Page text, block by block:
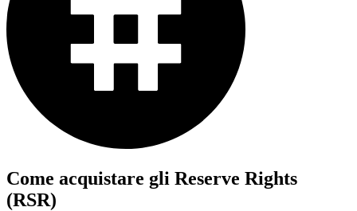
Come acquistare gli Reserve Rights
(RSR)